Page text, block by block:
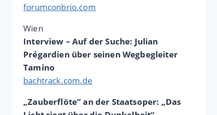
forumconbrio.com
Wien
Interview – Auf der Suche: Julian
Prégardien über seinen Wegbegleiter
Tamino
bachtrack.com.de
„Zauberflöte“ an der Staatsoper: „Das